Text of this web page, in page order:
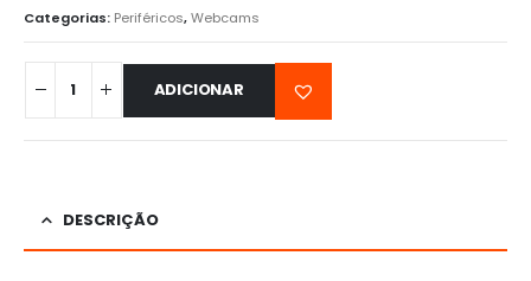
Categorias: Periféricos,Webcams
ADICIONAR
DESCRIÇÃO